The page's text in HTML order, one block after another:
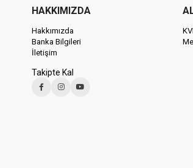
HAKKIMIZDA
Hakkımızda
Banka Bilgileri
İletişim
Takipte Kal